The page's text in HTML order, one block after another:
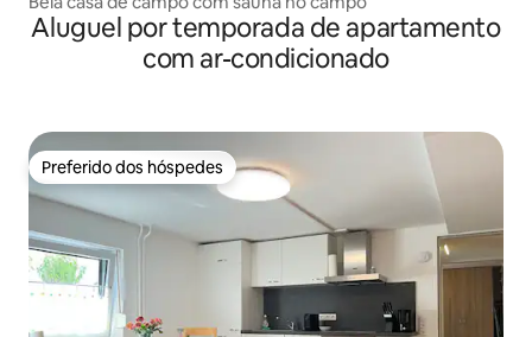
Aluguel por temporada de apartamento
com ar-condicionado
Preferido dos hóspedes
Preferido dos hóspedes